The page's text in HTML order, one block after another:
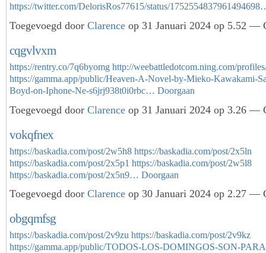
https://twitter.com/DelorisRos77615/status/
Toegevoegd door Clarence op 31 Januari 2024 op 5.52 —
cqgvlvxm
https://rentry.co/7q6byomg http://weebattledotcom.ning.com/
https://gamma.app/public/Heaven-A-Novel-by-Mieko-Kawakami-
Boyd-on-Iphone-Ne-s6jrj938t0i0rbc… Doorgaan
Toegevoegd door Clarence op 31 Januari 2024 op 3.26 —
vokqfnex
https://baskadia.com/post/2w5h8 https://baskadia.com/post/2x5ln
https://baskadia.com/post/2x5p1 https://baskadia.com/post/2w5l8
https://baskadia.com/post/2x5n9… Doorgaan
Toegevoegd door Clarence op 30 Januari 2024 op 2.27 —
obgqmfsg
https://baskadia.com/post/2v9zu https://baskadia.com/post/2v9kz
https://gamma.app/public/TODOS-LOS-DOMINGOS-SON-